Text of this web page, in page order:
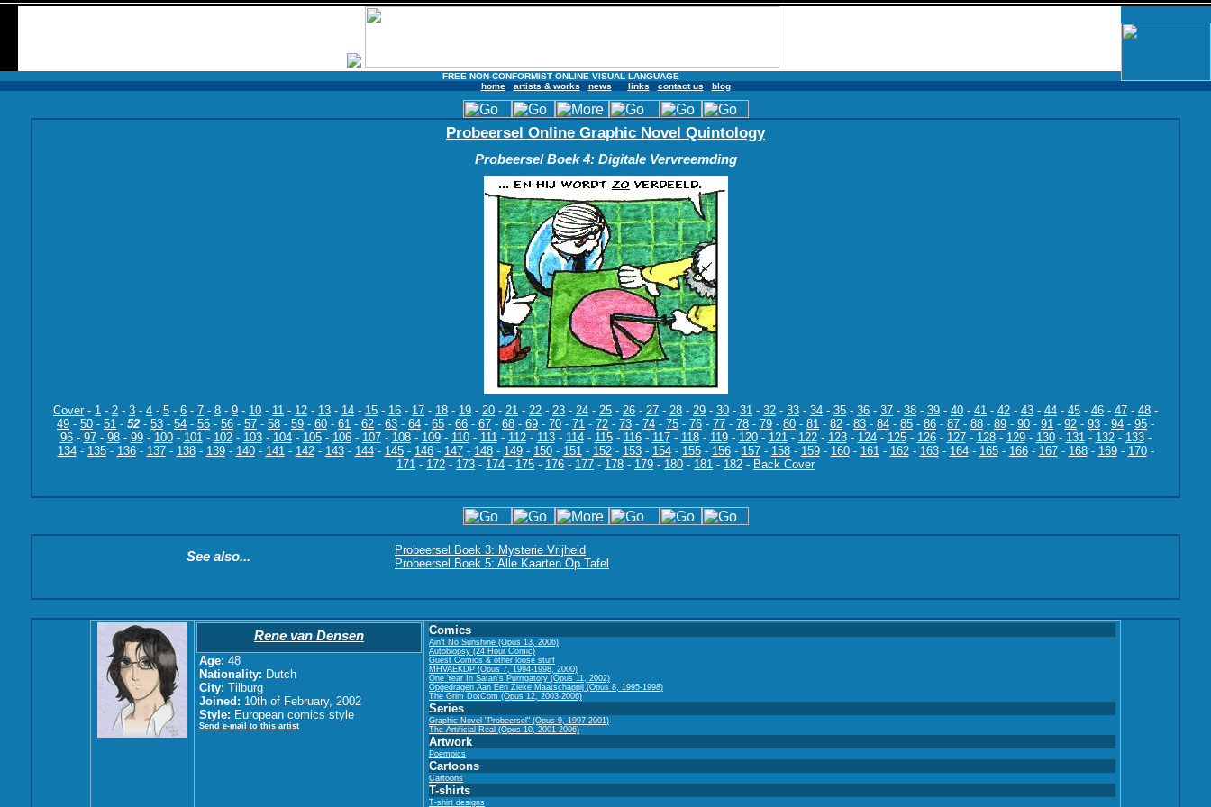
FREE NON-CONFORMIST ONLINE VISUAL LANGUAGE
home
artists & works news links contact us blog
Probeersel Online Graphic Novel Quintology
Probeersel Boek 4: Digitale Vervreemding
Cover- 1 - 2 - 3 - 4 - 5 - 6 - 7 - 8 - 9 - 10 - 11 - 12 - 13 - 14 - 15 - 16 - 17 - 18 - 19 - 20 - 21 - 22 - 23 - 24 - 25 - 26 - 27 - 28 - 29 - 30 - 31 - 32 - 33 - 34 - 35 - 36 - 37 - 38 - 39 - 40 - 41 - 42 - 43 - 44 - 45 - 46 - 47 - 48 -
49 - 50 - 51 - 52 - 53 - 54 - 55 - 56 - 57 - 58 - 59 - 60 - 61 - 62 - 63 - 64 - 65 - 66 - 67 - 68 - 69 - 70 - 71 - 72 - 73 - 74 - 75 - 76 - 77 - 78 - 79 - 80 - 81 - 82 - 83 - 84 - 85 - 86 - 87 - 88 - 89 - 90 - 91 - 92 - 93 - 94 - 95 -
96- 97- 98- 99- 100- 101- 102- 103- 104- 105- 106- 107- 108- 109- 110- 111- 112- 113- 114- 115- 116- 117- 118- 119- 120- 121- 122- 123- 124- 125- 126- 127- 128- 129- 130- 131- 132- 133-
134- 135- 136- 137- 138- 139- 140- 141- 142- 143- 144- 145- 146- 147- 148- 149- 150- 151- 152- 153- 154- 155- 156- 157- 158- 159- 160- 161- 162- 163- 164- 165- 166- 167- 168- 169- 170-
171 - 172 - 173 - 174 - 175 - 176 - 177 - 178 - 179 - 180 - 181 - 182 - Back Cover
See also...
Probeersel Boek 3: Mysterie Vrijheid
Probeersel Boek 5: Alle Kaarten Op Tafel
Rene van Densen
Age: 48
Nationality: Dutch
City: Tilburg
Joined: 10th of February, 2002
Style: European comics style
Send e-mail to this artist
Comics
Ain't No Sunshine (Opus 13, 2006)
Autobiopsy (24 Hour Comic)
Guest Comics & other loose stuff
MHVAEKDP (Opus 7, 1994-1998, 2000)
One Year In Satan's Purrrgatory (Opus 11, 2002)
Opgedragen Aan Een Zieke Maatschappij (Opus 8, 1995-1998)
The Grim DotCom (Opus 12, 2003-2006)
Series
Graphic Novel "Probeersel" (Opus 9, 1997-2001)
The Artificial Real (Opus 10, 2001-2006)
Artwork
Poempics
Cartoons
Cartoons
T-shirts
T-shirt designs